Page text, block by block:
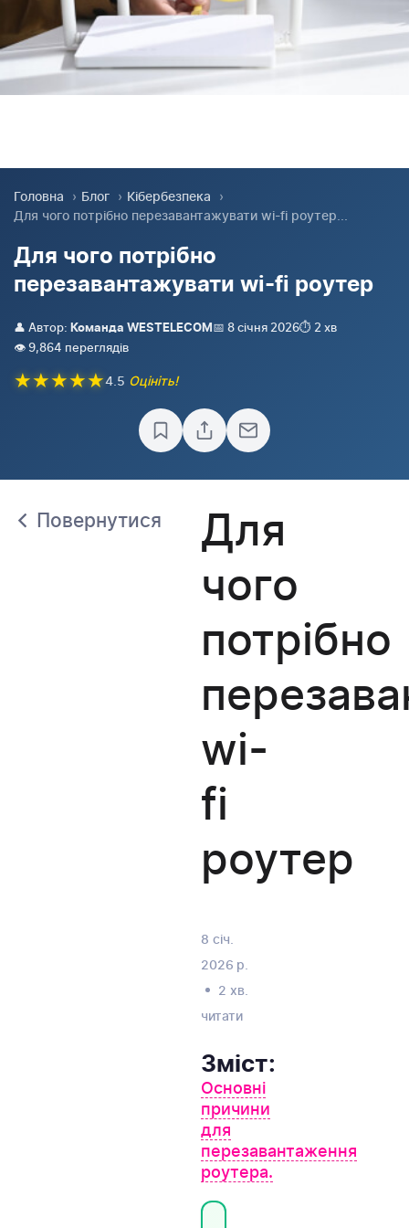
Головна › Блог › Кібербезпека
›
Для чого потрібно перезавантажувати wi-fi роутер...
Для чого потрібно
перезавантажувати wi-fi роутер
👤 Автор: Команда WESTELECOM 📅 8 січня 2026⏱️ 2 хв
👁️ 9,864 переглядів
★★★★★4.5 Оцініть!
Повернутися
Для
чого
потрібно
wi-
fi
роутер
8 січ.
2026 р.
2 хв.
читати
Зміст:
Основні
причини
для
перезавантаження
роутера.